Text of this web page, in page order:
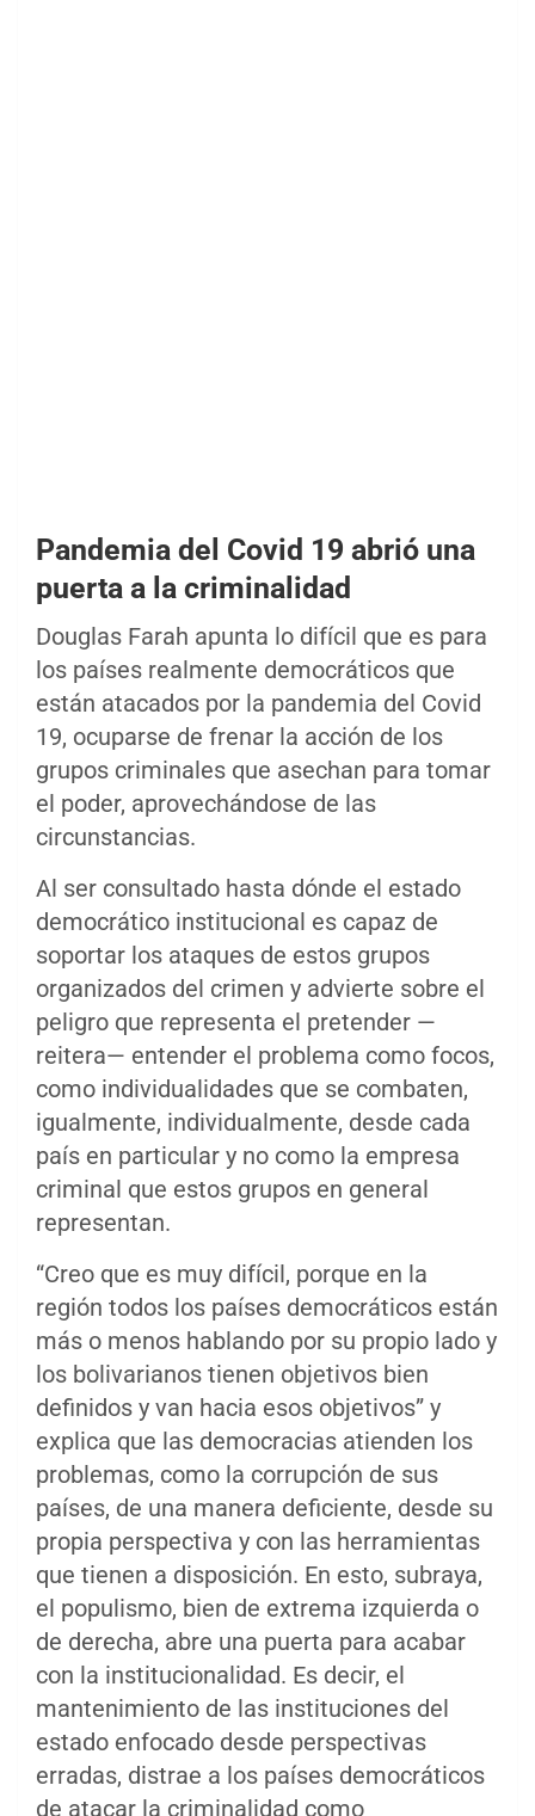
Pandemia del Covid 19 abrió una
puerta a la criminalidad
Douglas Farah apunta lo difícil que es para
los países realmente democráticos que
están atacados por la pandemia del Covid
19, ocuparse de frenar la acción de los
grupos criminales que asechan para tomar
el poder, aprovechándose de las
circunstancias.
Al ser consultado hasta dónde el estado
democrático institucional es capaz de
soportar los ataques de estos grupos
organizados del crimen y advierte sobre el
peligro que representa el pretender —
reitera— entender el problema como focos,
como individualidades que se combaten,
igualmente, individualmente, desde cada
país en particular y no como la empresa
criminal que estos grupos en general
representan.
“Creo que es muy difícil, porque en la
región todos los países democráticos están
más o menos hablando por su propio lado y
los bolivarianos tienen objetivos bien
definidos y van hacia esos objetivos” y
explica que las democracias atienden los
problemas, como la corrupción de sus
países, de una manera deficiente, desde su
propia perspectiva y con las herramientas
que tienen a disposición. En esto, subraya,
el populismo, bien de extrema izquierda o
de derecha, abre una puerta para acabar
con la institucionalidad. Es decir, el
mantenimiento de las instituciones del
estado enfocado desde perspectivas
erradas, distrae a los países democráticos
de atacar la criminalidad como